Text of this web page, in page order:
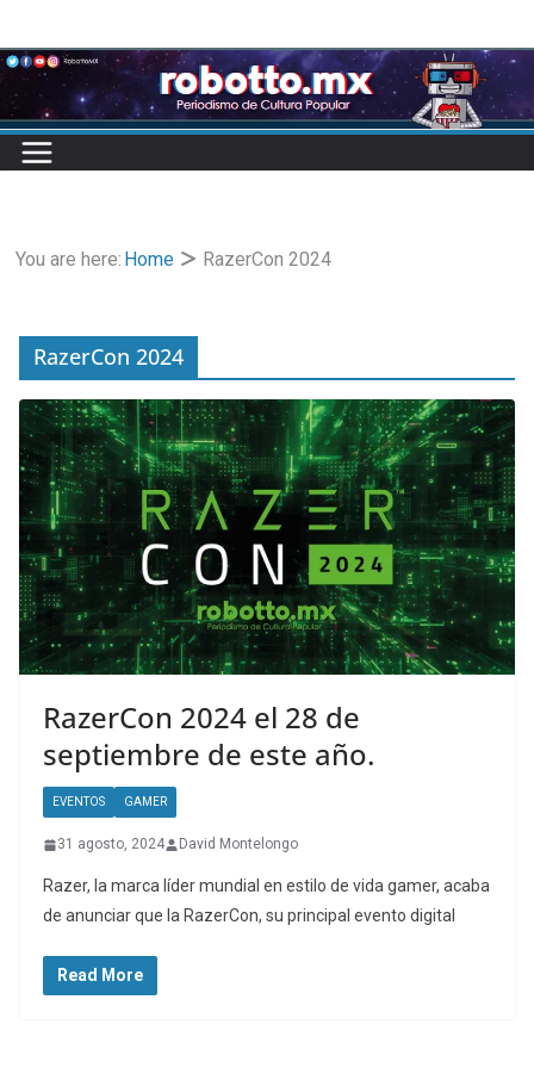
to
content
You are here: Home RazerCon 2024
RazerCon 2024
RazerCon 2024 el 28 de
septiembre de este año.
EVENTOS GAMER
31 agosto, 2024 David Montelongo
Razer, la marca líder mundial en estilo de vida gamer, acaba
de anunciar que la RazerCon, su principal evento digital
Read More